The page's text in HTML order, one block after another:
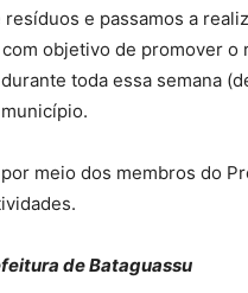
e passamos a
objetivo de promover o
toda essa semana
meio dos membros do
de Bataguassu